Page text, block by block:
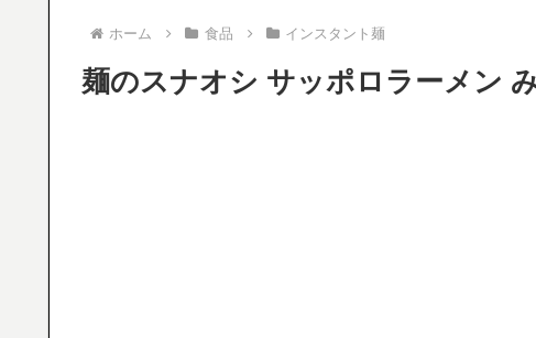
ホーム 食品 インスタント麺
麺のスナオシ サッポロラーメン